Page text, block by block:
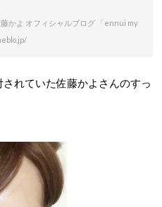
かよ オフィシャルブログ 「ennui my
れていた佐藤かよさんのすっ